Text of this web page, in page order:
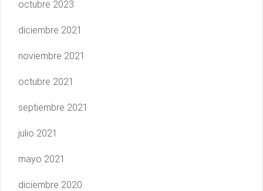
octubre 2023
diciembre 2021
noviembre 2021
octubre 2021
septiembre 2021
julio 2021
mayo 2021
diciembre 2020